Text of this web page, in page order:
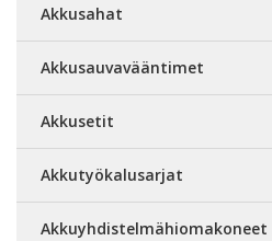
Akkusahat
Akkusauvavääntimet
Akkusetit
Akkutyökalusarjat
Akkuyhdistelmähiomakoneet